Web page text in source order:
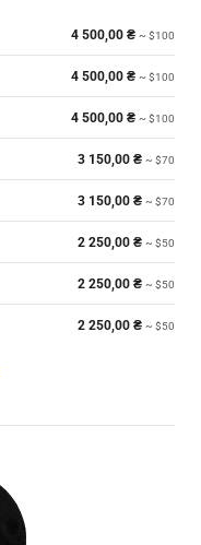
4 500,00 ₴ ~ $100
4 500,00 ₴ ~ $100
4 500,00 ₴ ~ $100
3 150,00 ₴ ~ $70
3 150,00 ₴ ~ $70
2 250,00 ₴ ~ $50
2 250,00 ₴ ~ $50
2 250,00 ₴ ~ $50